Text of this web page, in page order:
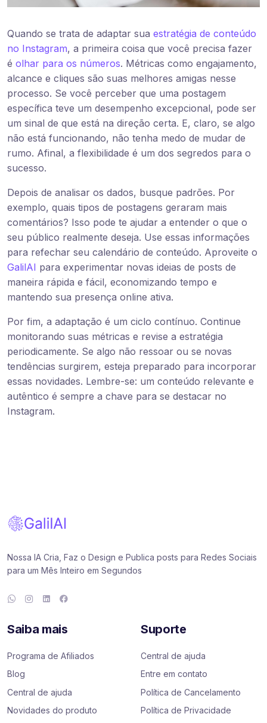
Quando se trata de adaptar sua estratégia de conteúdo
no Instagram, a primeira coisa que você precisa fazer
é olhar para os números. Métricas como engajamento,
alcance e cliques são suas melhores amigas nesse
processo. Se você perceber que uma postagem
específica teve um desempenho excepcional, pode ser
um sinal de que está na direção certa. E, claro, se algo
não está funcionando, não tenha medo de mudar de
rumo. Afinal, a flexibilidade é um dos segredos para o
sucesso.
Depois de analisar os dados, busque padrões. Por
exemplo, quais tipos de postagens geraram mais
comentários? Isso pode te ajudar a entender o que o
seu público realmente deseja. Use essas informações
para refechar seu calendário de conteúdo. Aproveite o
GalilAI para experimentar novas ideias de posts de
maneira rápida e fácil, economizando tempo e
mantendo sua presença online ativa.
Por fim, a adaptação é um ciclo contínuo. Continue
monitorando suas métricas e revise a estratégia
periodicamente. Se algo não ressoar ou se novas
tendências surgirem, esteja preparado para incorporar
essas novidades. Lembre-se: um conteúdo relevante e
autêntico é sempre a chave para se destacar no
Instagram.
Nossa IA Cria, Faz o Design e Publica posts para Redes Sociais
para um Mês Inteiro em Segundos
Saiba mais
Programa de Afiliados
Blog
Central de ajuda
Novidades do produto
Suporte
Central de ajuda
Entre em contato
Política de Cancelamento
Política de Privacidade